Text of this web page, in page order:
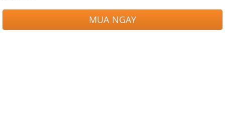
MUA NGAY